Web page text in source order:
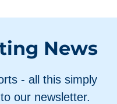
News
- all this simply
our newsletter.